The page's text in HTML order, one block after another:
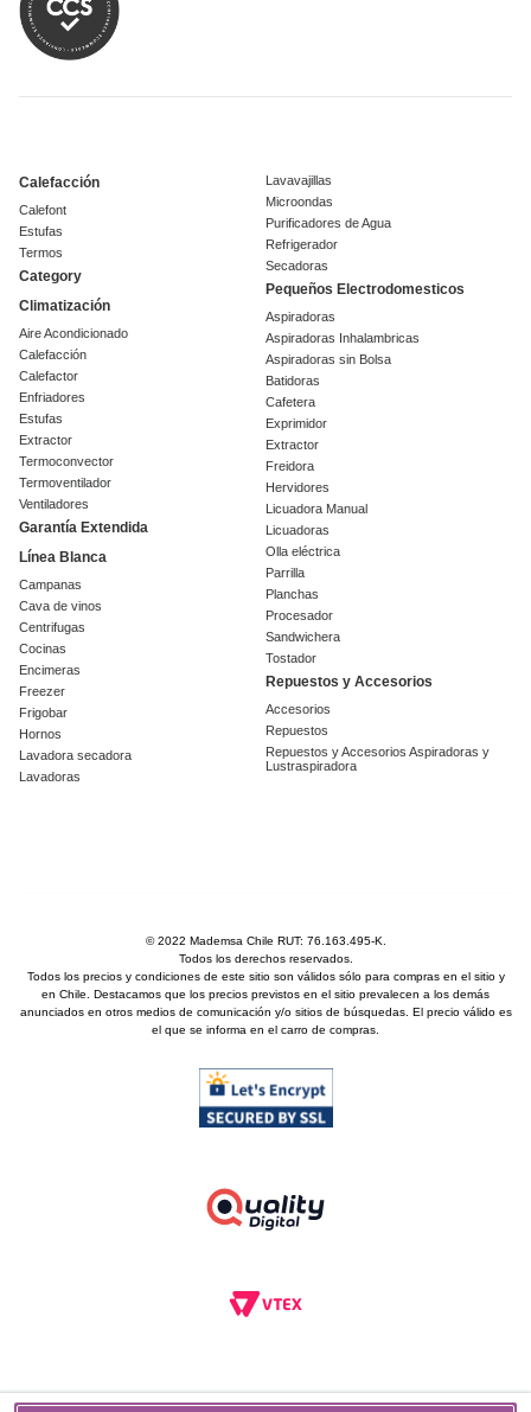
Calefacción
Calefont
Estufas
Termos
Category
Climatización
Aire Acondicionado
Calefacción
Calefactor
Enfriadores
Estufas
Extractor
Termoconvector
Termoventilador
Ventiladores
Garantía Extendida
Línea Blanca
Campanas
Cava de vinos
Centrifugas
Cocinas
Encimeras
Freezer
Frigobar
Hornos
Lavadora secadora
Lavadoras
Lavavajillas
Microondas
Purificadores de Agua
Refrigerador
Secadoras
Pequeños Electrodomesticos
Aspiradoras
Aspiradoras Inhalambricas
Aspiradoras sin Bolsa
Batidoras
Cafetera
Exprimidor
Extractor
Freidora
Hervidores
Licuadora Manual
Licuadoras
Olla eléctrica
Parrilla
Planchas
Procesador
Sandwichera
Tostador
Repuestos y Accesorios
Accesorios
Repuestos
Repuestos y Accesorios Aspiradoras y
Lustraspiradora
© 2022 Mademsa Chile RUT: 76.163.495-K.
Todos los derechos reservados.
Todos los precios y condiciones de este sitio son válidos sólo para compras en el sitio y
en Chile. Destacamos que los precios previstos en el sitio prevalecen a los demás
anunciados en otros medios de comunicación y/o sitios de búsquedas. El precio válido es
el que se informa en el carro de compras.